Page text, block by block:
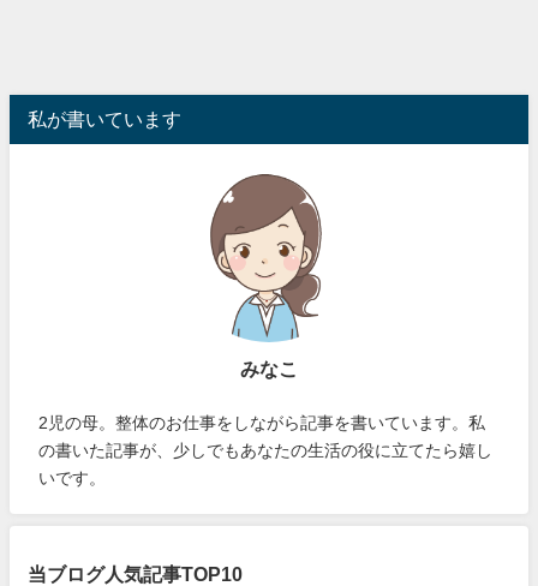
私が書いています
みなこ
2児の母。整体のお仕事をしながら記事を書いています。私
の書いた記事が、少しでもあなたの生活の役に立てたら嬉し
いです。
当ブログ人気記事TOP10